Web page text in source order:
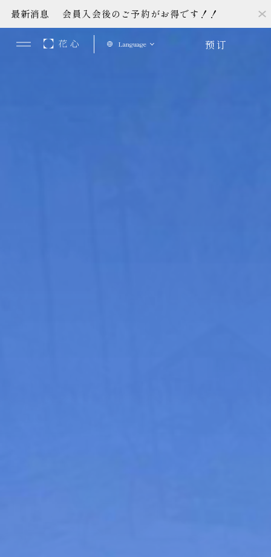
最新消息 会員入会後のご予約がお得です！！
Language 预订